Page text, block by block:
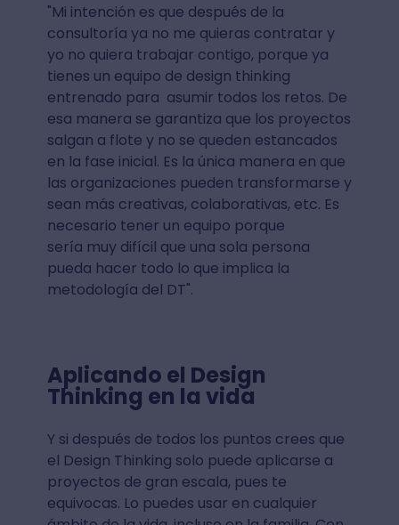
"Mi intención es que después de la
consultoría ya no me quieras contratar y
yo no quiera trabajar contigo, porque ya
tienes un equipo de design thinking
entrenado para asumir todos los retos. De
esa manera se garantiza que los proyectos
salgan a flote y no se queden estancados
en la fase inicial. Es la única manera en que
las organizaciones pueden transformarse y
sean más creativas, colaborativas, etc. Es
necesario tener un equipo porque
sería muy difícil que una sola persona
pueda hacer todo lo que implica la
metodología del DT".
Aplicando el Design
Thinking en la vida
Y si después de todos los puntos crees que
el Design Thinking solo puede aplicarse a
proyectos de gran escala, pues te
equivocas. Lo puedes usar en cualquier